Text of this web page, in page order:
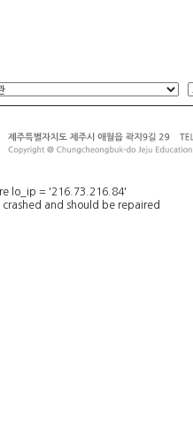
lo_ip = '216.73.216.84'
and should be repaired